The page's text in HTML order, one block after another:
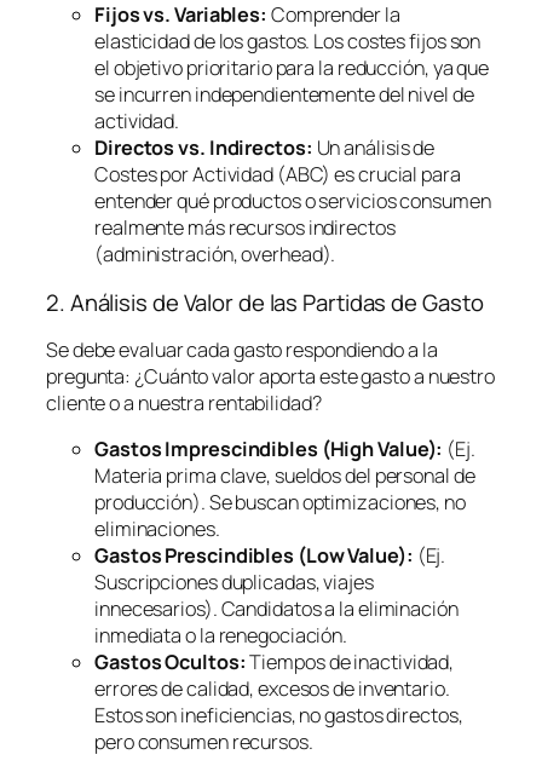
Fijos vs. Variables: Comprender la
elasticidad de los gastos. Los costes fijos son
el objetivo prioritario para la reducción, ya que
se incurren independientemente del nivel de
actividad.
Directos vs. Indirectos: Un análisis de
Costes por Actividad (ABC) es crucial para
entender qué productos o servicios consumen
realmente más recursos indirectos
(administración,overhead).
2. Análisis de Valor de las Partidas de Gasto
Se debe evaluar cada gasto respondiendo a la
pregunta: ¿Cuánto valor aporta este gasto a nuestro
cliente o a nuestra rentabilidad?
Gastos Imprescindibles (High Value): (Ej.
Materia prima clave, sueldos del personal de
producción). Se buscan optimizaciones, no
eliminaciones.
Gastos Prescindibles (Low Value): (Ej.
Suscripciones duplicadas, viajes
innecesarios). Candidatos a la eliminación
inmediata o la renegociación.
Gastos Ocultos:Tiempos de inactividad,
errores de calidad, excesos de inventario.
Estos son ineficiencias, no gastos directos,
pero consumen recursos.